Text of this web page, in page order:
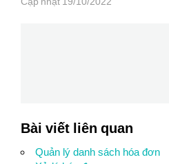
Bài viết liên quan
Quản lý danh sách hóa đơn